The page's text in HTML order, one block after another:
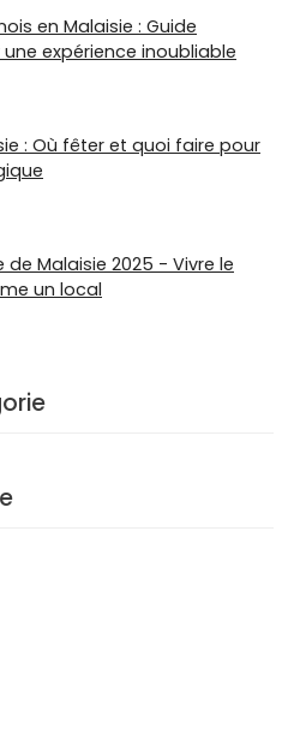
en Malaisie : Guide
expérience inoubliable
: Où fêter et quoi faire pour
de Malaisie 2025 - Vivre le
un local